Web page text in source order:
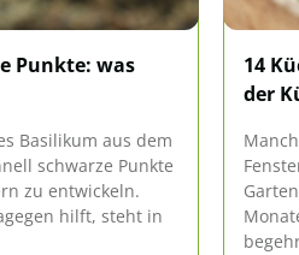
Punkte: was
Basilikum aus dem
schwarze Punkte
zu entwickeln.
hilft, steht in
14
der